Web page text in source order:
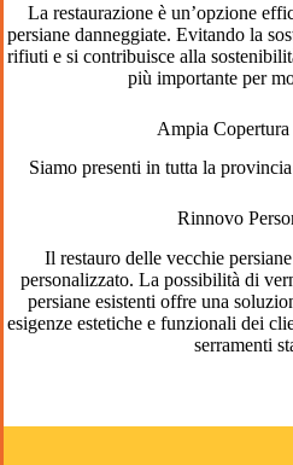
La restaurazione è un’opzione
persiane danneggiate. Evitando la
rifiuti e si contribuisce alla
più importante per
Ampia
Siamo presenti in tutta la
Rinnovo
Il restauro delle vecchie
personalizzato. La possibilità di
persiane esistenti offre una
esigenze estetiche e funzionali dei
serramenti